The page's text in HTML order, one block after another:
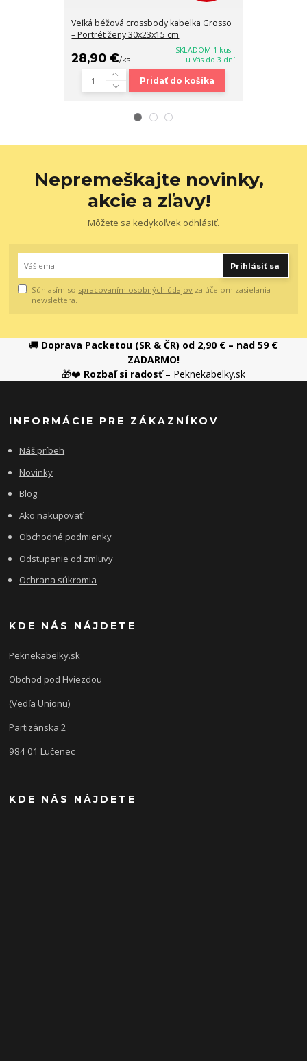
Veľká béžová crossbody kabelka Grosso
– Portrét ženy 30x23x15 cm
28,90 €/ks
SKLADOM 1 kus -
u Vás do 3 dní
Pridať do košíka
Nepremeškajte novinky,
akcie a zľavy!
Môžete sa kedykoľvek odhlásiť.
Prihlásiť sa
Súhlasím so spracovaním osobných údajov za účelom zasielania
newslettera.
🚚 Doprava Packetou (SR & ČR) od 2,90 € – nad 59 €
ZADARMO!
🎁❤️ Rozbaľ si radosť– Peknekabelky.sk
INFORMÁCIE PRE ZÁKAZNÍKOV
Náš príbeh
Novinky
Blog
Ako nakupovať
Obchodné podmienky
Odstupenie od zmluvy
Ochrana súkromia
KDE NÁS NÁJDETE
Peknekabelky.sk
Obchod pod Hviezdou
(Vedľa Unionu)
Partizánska 2
984 01 Lučenec
KDE NÁS NÁJDETE